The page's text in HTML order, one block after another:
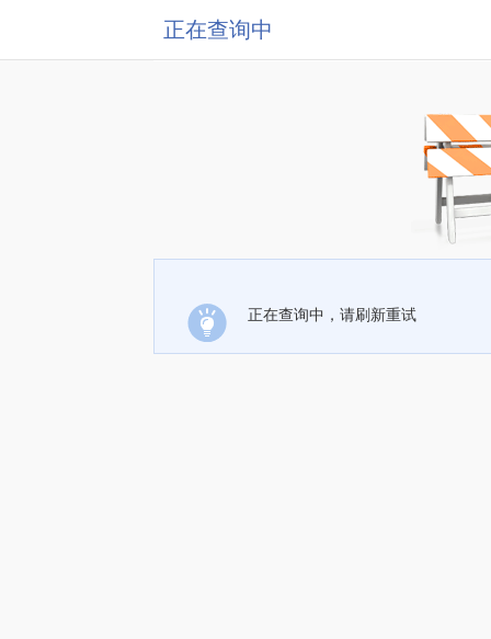
正在查询中
正在查询中，请刷新重试